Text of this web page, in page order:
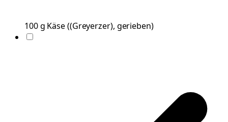
100g Käse((Greyerzer), gerieben)